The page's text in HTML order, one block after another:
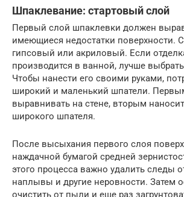
Шпаклевание: стартовый слой
Первый слой шпаклевки должен
имеющиеся недостатки поверхности.
гипсовый или акриловый. Если
производится в ванной, лучше
Чтобы нанести его своими руками,
широкий и маленький шпатели.
выравнивать на стене, вторым
широкого шпателя.
После высыхания первого слоя
наждачной бумагой средней
этого процесса важно удалить следы
наплывы и другие неровности. Затем
очистить от пыли и еще раз